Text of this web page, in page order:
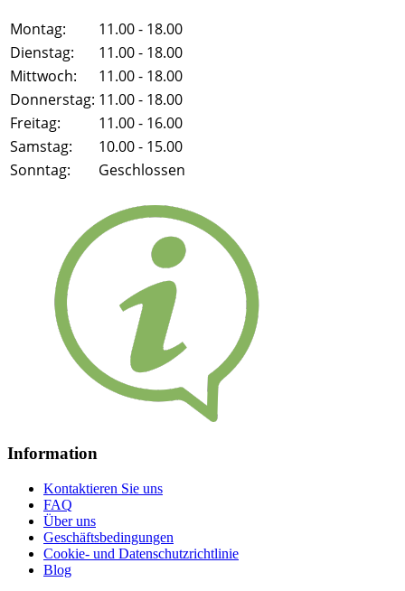
Montag:
11.00 - 18.00
Dienstag:
11.00 - 18.00
Mittwoch:
11.00 - 18.00
Donnerstag: 11.00 - 18.00
Freitag:
11.00 - 16.00
Samstag:
10.00 - 15.00
Sonntag:
Geschlossen
Information
Kontaktieren Sie uns
FAQ
Über uns
Geschäftsbedingungen
Cookie- und Datenschutzrichtlinie
Blog